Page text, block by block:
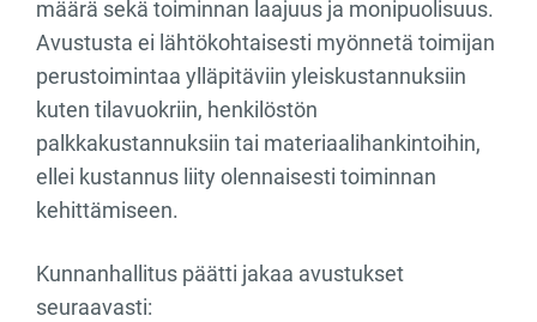
määrä sekä toiminnan laajuus ja monipuolisuus.
Avustusta ei lähtökohtaisesti myönnetä toimijan
perustoimintaa ylläpitäviin yleiskustannuksiin
kuten tilavuokriin, henkilöstön
palkkakustannuksiin tai materiaalihankintoihin,
ellei kustannus liity olennaisesti toiminnan
kehittämiseen.
Kunnanhallitus päätti jakaa avustukset
seuraavasti: